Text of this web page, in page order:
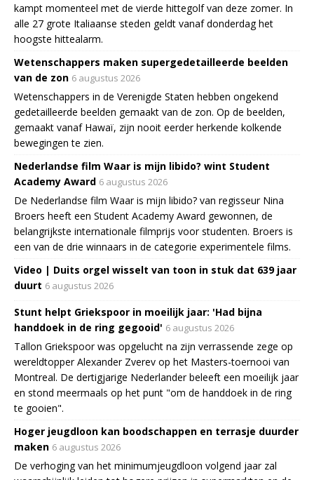
kampt momenteel met de vierde hittegolf van deze zomer. In
alle 27 grote Italiaanse steden geldt vanaf donderdag het
hoogste hittealarm.
Wetenschappers maken supergedetailleerde beelden
van de zon 6 augustus 2026
Wetenschappers in de Verenigde Staten hebben ongekend
gedetailleerde beelden gemaakt van de zon. Op de beelden,
gemaakt vanaf Hawaï, zijn nooit eerder herkende kolkende
bewegingen te zien.
Nederlandse film Waar is mijn libido? wint Student
Academy Award 6 augustus 2026
De Nederlandse film Waar is mijn libido? van regisseur Nina
Broers heeft een Student Academy Award gewonnen, de
belangrijkste internationale filmprijs voor studenten. Broers is
een van de drie winnaars in de categorie experimentele films.
Video | Duits orgel wisselt van toon in stuk dat 639 jaar
duurt 6 augustus 2026
Stunt helpt Griekspoor in moeilijk jaar: 'Had bijna
handdoek in de ring gegooid' 6 augustus 2026
Tallon Griekspoor was opgelucht na zijn verrassende zege op
wereldtopper Alexander Zverev op het Masters-toernooi van
Montreal. De dertigjarige Nederlander beleeft een moeilijk jaar
en stond meermaals op het punt "om de handdoek in de ring
te gooien".
Hoger jeugdloon kan boodschappen en terrasje duurder
maken 6 augustus 2026
De verhoging van het minimumjeugdloon volgend jaar zal